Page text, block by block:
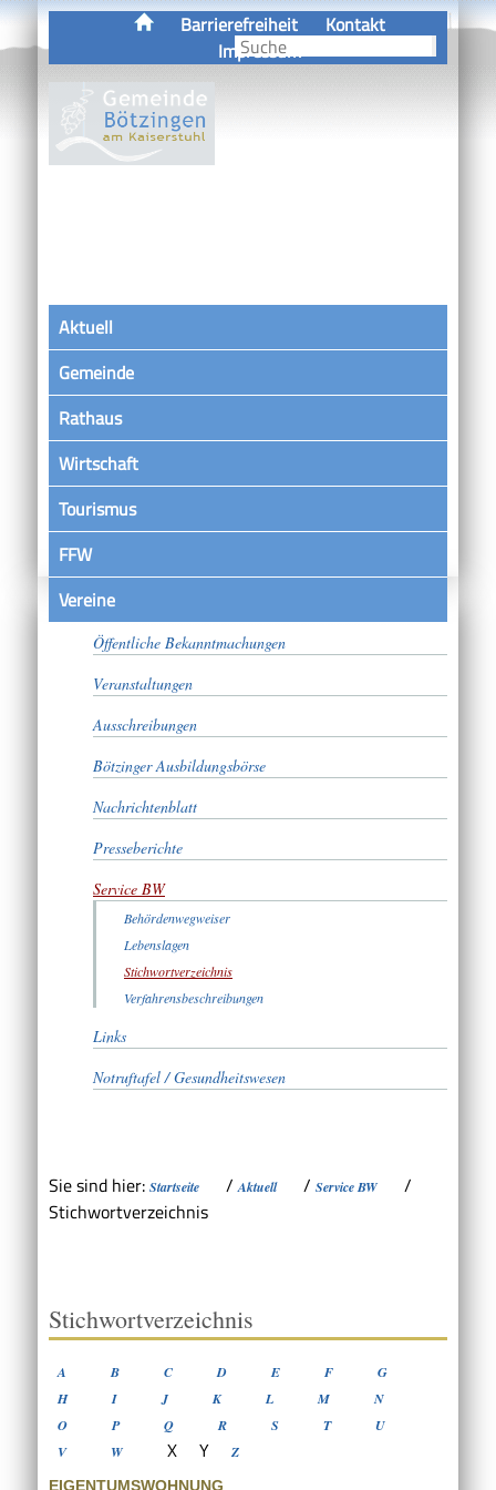
Barrierefreiheit
Kontakt
Impressum
Aktuell
Gemeinde
Rathaus
Wirtschaft
Tourismus
FFW
VereineSatzungen
Öffentliche Bekanntmachungen
Veranstaltungen
Ausschreibungen
Bötzinger Ausbildungsbörse
Nachrichtenblatt
Presseberichte
Service BW
Behördenwegweiser
Lebenslagen
Stichwortverzeichnis
Verfahrensbeschreibungen
Links
Notruftafel / Gesundheitswesen
Sie sind hier: Startseite /Aktuell / Service BW
/
Stichwortverzeichnis
Stichwortverzeichnis
A B C D E F
G
H
I J K L M
N
O
P Q R S T
U
V
W X Y Z
EIGENTUMSWOHNUNG